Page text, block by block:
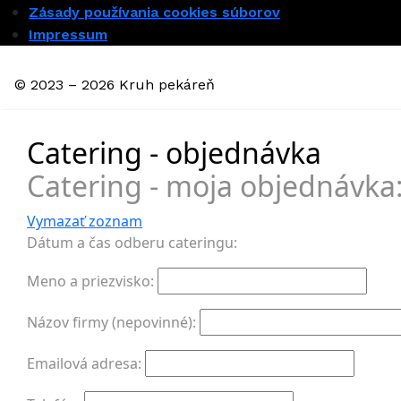
Zásady používania cookies súborov
Impressum
© 2023 – 2026 Kruh pekáreň
Catering - objednávka
Catering - moja
Vymazať zoznam
Dátum a čas odberu cateringu:
Meno a priezvisko:
Názov firmy (nepovinné):
Emailová adresa: